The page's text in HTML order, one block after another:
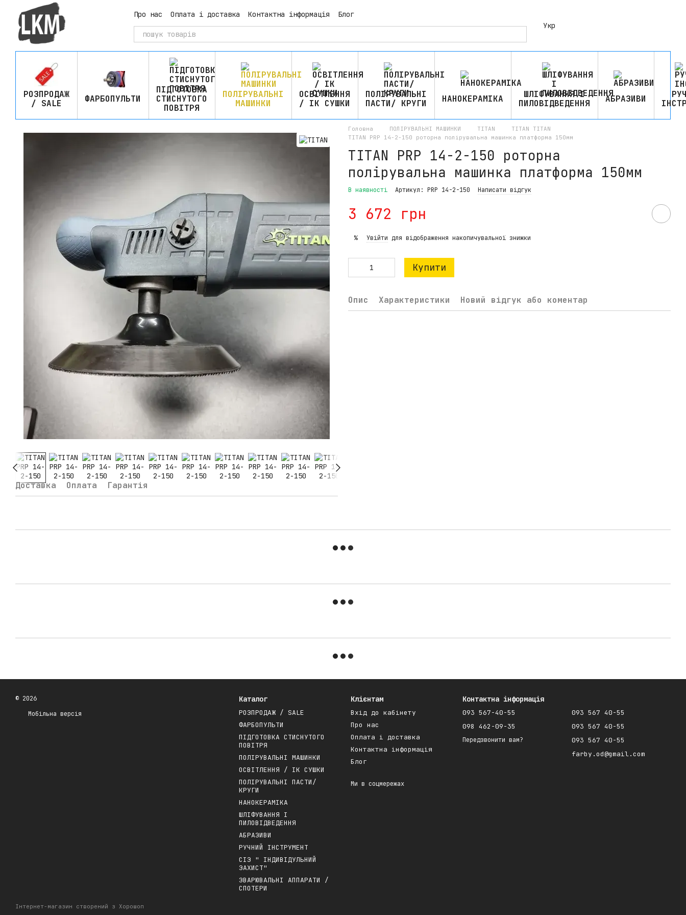
Перейти до основного контенту
Про нас Оплата і доставка Контактна інформація
Блог
Укр
РОЗПРОДАЖ
/ SALE
ФАРБОПУЛЬТИ
ПІДГОТОВКА
СТИСНУТОГО
ПОВІТРЯ
ПОЛІРУВАЛЬНІ
МАШИНКИ
ОСВІТЛЕННЯ
/ ІК СУШКИ
ПОЛІРУВАЛЬНІ
ПАСТИ/ КРУГИ
НАНОКЕРАМІКА
ШЛІФУВАННЯ І
ПИЛОВІДВЕДЕННЯ
АБРАЗИВИ
Доставка Оплата Гарантія
Головна ПОЛІРУВАЛЬНІ МАШИНКИ TITAN
TITAN TITAN
TITAN PRP 14-2-150 роторна полірувальна машинка платформа 150мм
TITAN PRP 14-2-150 роторна
полірувальна машинка платформа 150мм
В наявності Артикул: PRP 14-2-150 Написати відгук
3 672 грн
% Увійти для відображення накопичувальної знижки
Купити
Опис Характеристики Новий відгук або коментар
© 2026
Мобільна версія
Інтернет-магазин створений з Хорошоп
Каталог
РОЗПРОДАЖ / SALE
ФАРБОПУЛЬТИ
ПІДГОТОВКА СТИСНУТОГО
ПОВІТРЯ
ПОЛІРУВАЛЬНІ МАШИНКИ
ОСВІТЛЕННЯ / ІК СУШКИ
ПОЛІРУВАЛЬНІ ПАСТИ/
КРУГИ
НАНОКЕРАМІКА
ШЛІФУВАННЯ І
ПИЛОВІДВЕДЕННЯ
АБРАЗИВИ
РУЧНИЙ ІНСТРУМЕНТ
СІЗ " ІНДИВІДУЛЬНИЙ
ЗАХИСТ"
ЗВАРЮВАЛЬНІ АППАРАТИ /
СПОТЕРИ
Клієнтам
Вхід до кабінету
Про нас
Оплата і доставка
Контактна інформація
Блог
Ми в соцмережах
Контактна інформація
093 567-40-55
098 462-09-35
Передзвонити вам?
093 567 40-55
093 567 40-55
093 567 40-55
farby.od@gmail.com